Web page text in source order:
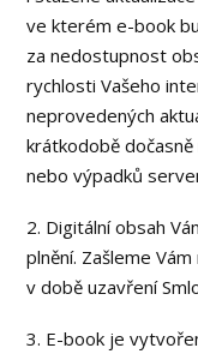
ve kterém e-book
za nedostupnost
rychlosti Vašeho
neprovedených
krátkodobě
nebo výpadků
2. Digitální obsah
plnění. Zašleme
v době uzavření
3. E-book je